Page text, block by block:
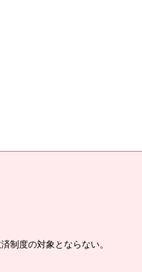
制度の対象とならない。